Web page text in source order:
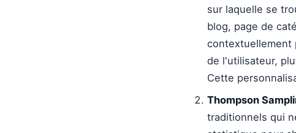
sur laquelle se
blog, page de
contextuellement
de l'utilisateur,
Cette
Thompson
traditionnels qui